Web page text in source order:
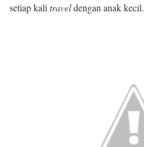
setiap kali traveldengan anak kecil.